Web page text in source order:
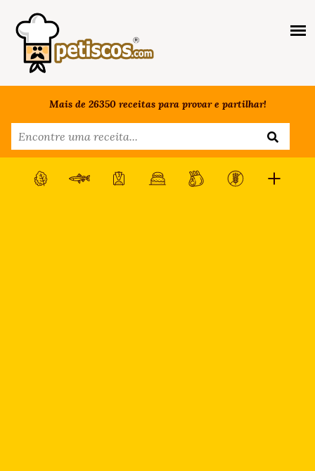
Mais de 26350 receitas para provar e partilhar!